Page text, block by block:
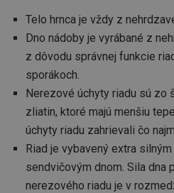
Telo hrnca je vždy z
Dno nádoby je vyrábané z
z dôvodu správnej funkcie
sporákoch.
Nerezové úchyty riadu sú zo
zliatin, ktoré majú menšiu
úchyty riadu zahrievali čo
Riad je vybavený extra
sendvičovým dnom. Sila dna
nerezového riadu je v